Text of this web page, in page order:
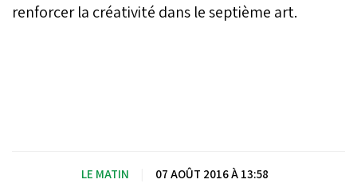
renforcer la créativité dans le septième art.
LE MATIN 07 AOÛT 2016 À 13:58